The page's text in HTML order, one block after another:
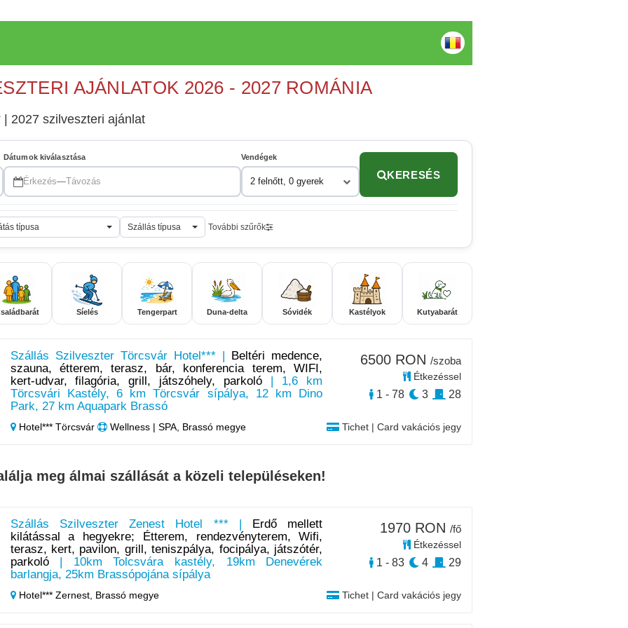
AJÁNLATOK 2026 - 2027 ROMÁNIA
2027 szilveszteri ajánlat
Dátumok kiválasztása
Érkezés—Távozás
Vendégek
2 felnőtt, 0 gyerek
KERESÉS
típusa Szállás típusa További szűrők
Síelés Tengerpart Duna-delta Sóvidék Kastélyok Kutyabarát
Szállás Szilveszter Törcsvár Hotel*** |
Beltéri medence,
szauna, étterem, terasz, bár, konferencia terem, WIFI,
kert-udvar, filagória, grill, játszóhely, parkoló | 1,6 km
Törcsvári Kastély, 6 km Törcsvár sípálya, 12 km Dino
Park, 27 km Aquapark Brassó
Hotel*** Törcsvár Wellness | SPA, Brassó megye Tichet | Card vakációs jegy
6500 RON /szoba
Étkezéssel
1 - 78 3 28
meg álmai szállását a közeli településeken!
Szállás Szilveszter Zenest Hotel *** |
Erdő mellett
kilátással a hegyekre; Étterem, rendezvényterem, Wifi,
terasz, kert, pavilon, grill, teniszpálya, focipálya, játszótér,
parkoló| 10km Tolcsvára kastély, 19km Denevérek
barlangja, 25km Brassópojána sípálya
Hotel*** Zernest, Brassó megye Tichet | Card vakációs jegy
1970 RON /fő
Étkezéssel
1 - 83 4 29